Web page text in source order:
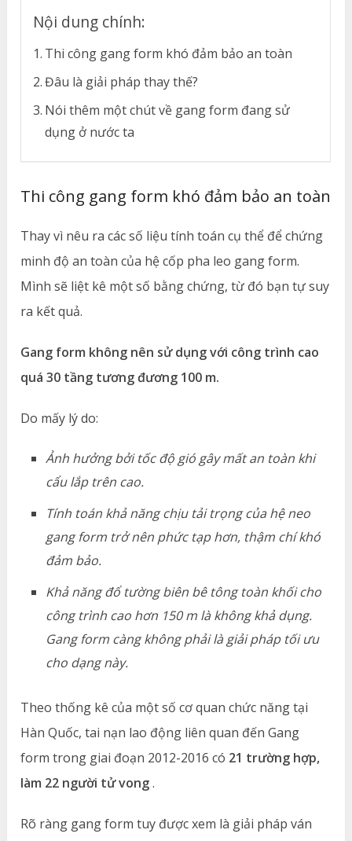
Nội dung chính:
Thi công gang form khó đảm bảo an toàn
Đâu là giải pháp thay thế?
Nói thêm một chút về gang form đang sử
dụng ở nước ta
Thi công gang form khó đảm bảo an toàn
Thay vì nêu ra các số liệu tính toán cụ thể để chứng
minh độ an toàn của hệ cốp pha leo gang form.
Mình sẽ liệt kê một số bằng chứng, từ đó bạn tự suy
ra kết quả.
Gang form không nên sử dụng với công trình cao
quá 30 tầng tương đương 100 m.
Do mấy lý do:
Ảnh hưởng bởi tốc độ gió gây mất an toàn khi
cẩu lắp trên cao.
Tính toán khả năng chịu tải trọng của hệ neo
gang form trở nên phức tạp hơn, thậm chí khó
đảm bảo.
Khả năng đổ tường biên bê tông toàn khối cho
công trình cao hơn 150 m là không khả dụng.
Gang form càng không phải là giải pháp tối ưu
cho dạng này.
Theo thống kê của một số cơ quan chức năng tại
Hàn Quốc, tai nạn lao động liên quan đến Gang
form trong giai đoạn 2012-2016 có 21 trường hợp,
làm 22 người tử vong.
Rõ ràng gang form tuy được xem là giải pháp ván